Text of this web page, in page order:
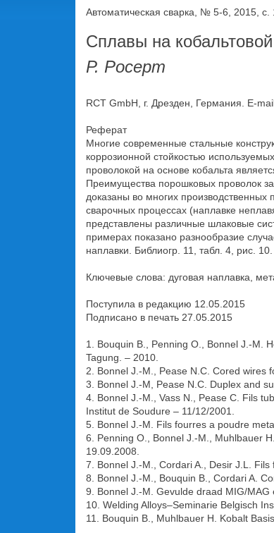
Автоматическая сварка, № 5-6, 2015, с.
Сплавы на
Р. Росерт
RCT GmbH, г. Дрезден, Германия. E-
Реферат
Многие современные стальные
коррозионной стойкостью
проволокой на основе кобальта
Преимущества порошковых проволок
доказаны во многих
сварочных процессах (наплавке
представлены различные шлаковые
примерах показано разнообразие
наплавки. Библиогр. 11, табл. 4, рис. 10.
Ключевые слова: дуговая наплавка,
Поступила в редакцию 12.05.2015
Подписано в печать 27.05.2015
1. Bouquin B., Penning O., Bonnel J.-M.
Tagung. – 2010.
2. Bonnel J.-M., Pease N.C. Cored wires
3. Bonnel J.-M, Pease N.C. Duplex and
4. Bonnel J.-M., Vass N., Pease C. Fils
Institut de Soudure – 11/12/2001.
5. Bonnel J.-M. Fils fourres a poudre
6. Penning O., Bonnel J.-M., Muhlbauer
19.09.2008.
7. Bonnel J.-M., Cordari A., Desir J.L.
8. Bonnel J.-M., Bouquin B., Cordari A.
9. Bonnel J.-M. Gevulde draad MIG/
10. Welding Alloys–Seminarie Belgisch
11. Bouquin B., Muhlbauer H. Kobalt